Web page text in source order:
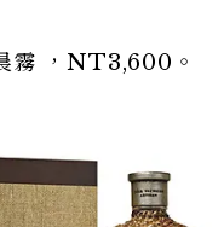
霧 ，NT3,600。